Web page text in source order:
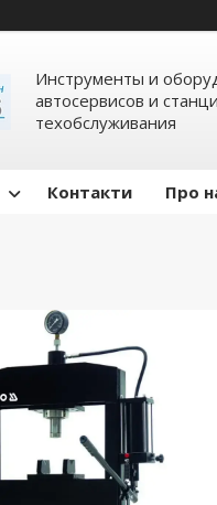
Инструменты и
автосервисов и
техобслуживания
Контакти Про